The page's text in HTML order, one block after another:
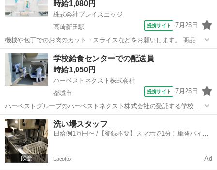
時給1,080円
株式会社プレイスエッジ
高崎新田駅
提携サイト 7月25日
機械や包丁でのお肉のカット・スライスなどをお願いします。 商品の
包装、箱づめ、原料・製品の運搬業務(軽作業)など。 未経験から始め
られるお仕事です！ 精肉の技術が身に付き、スキルアップしたい方に
オススメです！ ★未経験者歓...
宮崎 都城市 高崎新田駅 キッチン
学校給食センターでの配送員
時給1,050円
ハーベストネクスト株式会社
都城市
提携サイト 7月25日
ハーベストグループのハーベストネクスト株式会社の受託する学校給
食の配送・洗浄業務をお願いします。 美味しい給食を効率よくお届け
するにはどうしたらよいか、工夫を凝らした業務をお願いします。 小
さな工夫が大きな改善に繋がることも...
宮崎 都城市 その他
洗い場スタッフ
日給例1万円〜 /【登録不要】スマホで1分！単発バイト
Lacotto Ad